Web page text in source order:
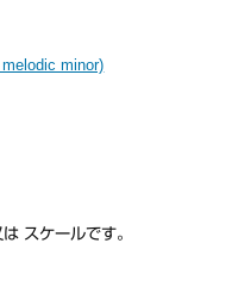
melodic minor)
スケールです。